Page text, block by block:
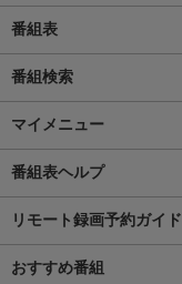
番組表
番組検索
マイメニュー
番組表ヘルプ
リモート録画予約ガイド
おすすめ番組